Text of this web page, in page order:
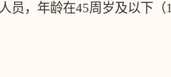
员，年龄在45周岁及以下（